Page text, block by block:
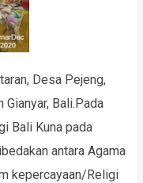
Desa Pejeng,
Bali.Pada
Bali Kuna pada
antara Agama
kepercayaan/Religi